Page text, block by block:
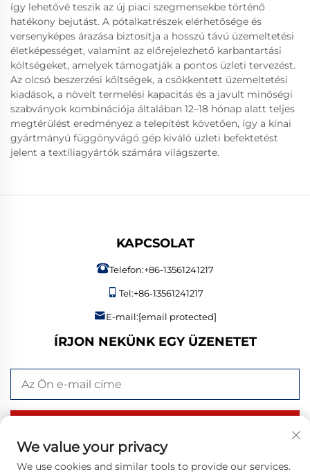
így lehetővé teszik az új piaci szegmensekbe történő
hatékony bejutást. A pótalkatrészek elérhetősége és
versenyképes árazása biztosítja a hosszú távú üzemeltetési
életképességet, valamint az előrejelezhető karbantartási
költségeket, amelyek támogatják a pontos üzleti tervezést.
Az olcsó beszerzési költségek, a csökkentett üzemeltetési
kiadások, a növelt termelési kapacitás és a javult minőségi
szabványok kombinációja általában 12–18 hónap alatt teljes
megtérülést eredményez a telepítést követően, így a kínai
gyártmányú függönyvágó gép kiváló üzleti befektetést
jelent a textíliagyártók számára világszerte.
KAPCSOLAT
Telefon:+86-13561241217
Tel:+86-13561241217
E-mail:[email protected]
ÍRJON NEKÜNK EGY ÜZENETET
We value your privacy
We use cookies and similar tools to provide our services.